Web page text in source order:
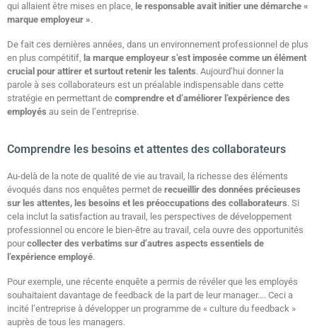
qui allaient être mises en place, le responsable avait initier une démarche «
marque employeur ».
De fait ces dernières années, dans un environnement professionnel de plus
en plus compétitif, la marque employeur s’est imposée comme un élément
crucial pour attirer et surtout retenir les talents. Aujourd’hui donner la
parole à ses collaborateurs est un préalable indispensable dans cette
stratégie en permettant de comprendre et d’améliorer l’expérience des
employés au sein de l’entreprise.
Comprendre les besoins et attentes des collaborateurs
Au-delà de la note de qualité de vie au travail, la richesse des éléments
évoqués dans nos enquêtes permet de recueillir des données précieuses
sur les attentes, les besoins et les préoccupations des collaborateurs. Si
cela inclut la satisfaction au travail, les perspectives de développement
professionnel ou encore le bien-être au travail, cela ouvre des opportunités
pourcollecter des verbatims sur d’autres aspects essentiels de
l’expérience employé.
Pour exemple, une récente enquête a permis de révéler que les employés
souhaitaient davantage de feedback de la part de leur manager…. Ceci a
incité l’entreprise à développer un programme de « culture du feedback »
auprès de tous les managers.